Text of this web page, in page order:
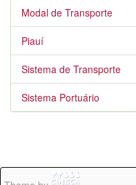
Modal de Transporte
Piauí
Sistema de Transporte
Sistema Portuário